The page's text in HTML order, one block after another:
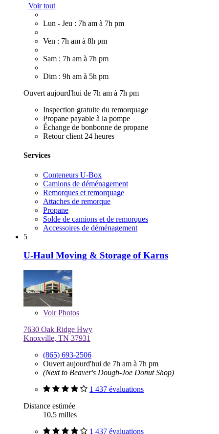
Voir tout
Lun - Jeu : 7h am à 7h pm
Ven : 7h am à 8h pm
Sam : 7h am à 7h pm
Dim : 9h am à 5h pm
Ouvert aujourd'hui de 7h am à 7h pm
Inspection gratuite du remorquage
Propane payable à la pompe
Échange de bonbonne de propane
Retour client 24 heures
Services
Conteneurs U-Box
Camions de déménagement
Remorques et remorquage
Attaches de remorque
Propane
Solde de camions et de remorques
Accessoires de déménagement
5
U-Haul Moving & Storage of Karns
VoirPhotos
7630 Oak Ridge Hwy
Knoxville, TN 37931
(865) 693-2506
Ouvert aujourd'hui de 7h am à 7h pm
(Next to Beaver's Dough-Joe Donut Shop)
1 437 évaluations
Distance estimée
10,5 milles
1 437 évaluations